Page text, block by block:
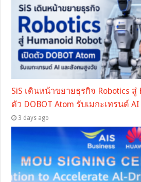
SiS เดินหน้าขยายธุรกิจ Robotics สู่
ตัว DOBOT Atom รับเมกะเทรนด์
3 days ago